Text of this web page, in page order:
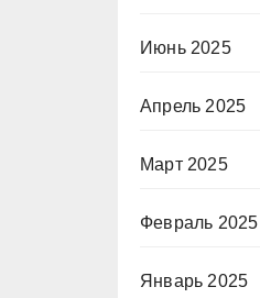
Июнь 2025
Апрель 2025
Март 2025
Февраль 2025
Январь 2025